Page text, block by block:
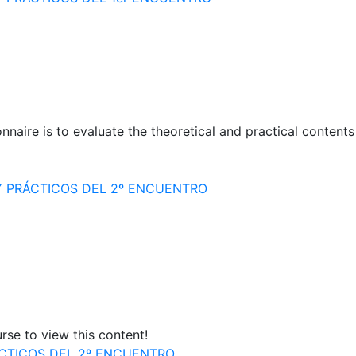
is to evaluate the theoretical and practical
DEL 2º ENCUENTRO
to view this content!